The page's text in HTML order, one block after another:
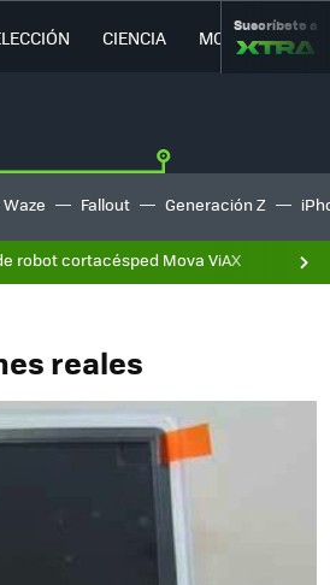
CIENCIA MOVILIDAD
Suscríbete a
Waze Fallout Generación Z
robot cortacésped Mova ViAX
reales